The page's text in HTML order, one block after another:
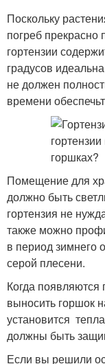
Поскольку
погреб прекрасно
гортензии
градусов
не должен
времени
Помещение для
должно быть
гортензия не
также можно
в период зимнего
серой плесени.
Когда
выносить горшок
установится
должны быть
Если вы решили